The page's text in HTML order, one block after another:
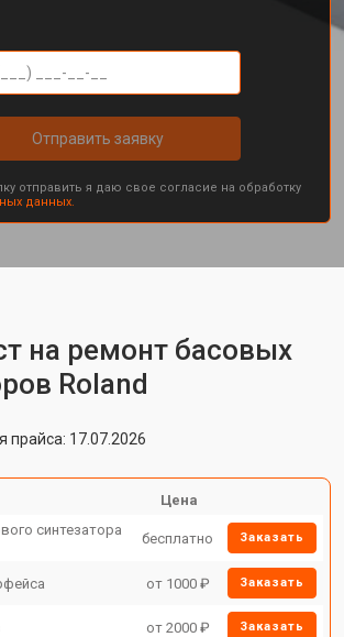
Отправить заявку
отправить я даю свое согласие на обработку
данных.
на ремонт басовых
Roland
прайса: 17.07.2026
Цена
синтезатора
бесплатно Заказать
от 1000 ₽ Заказать
от 2000 ₽ Заказать